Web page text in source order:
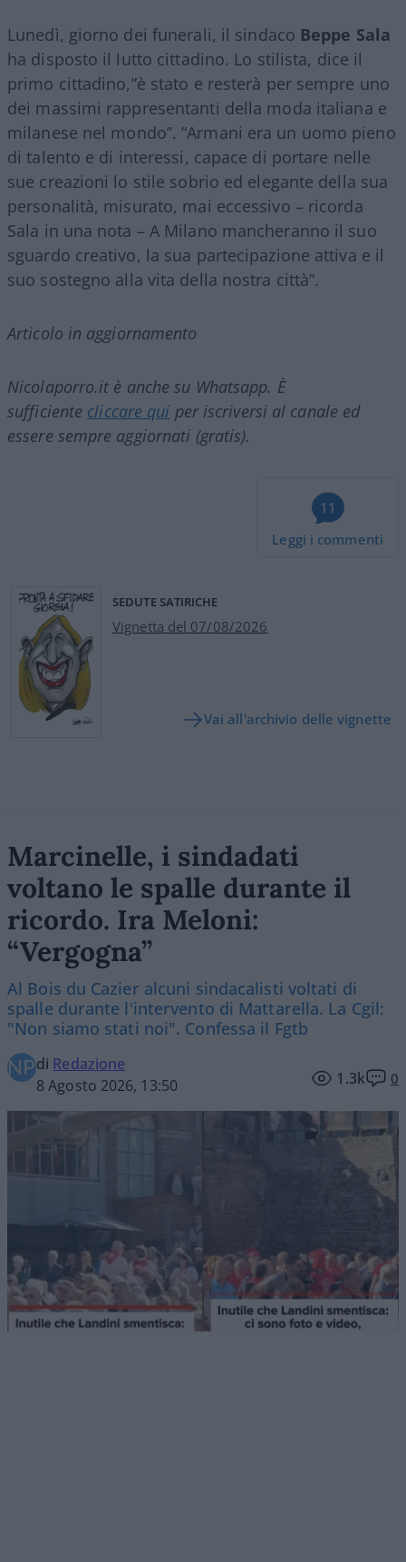
Lunedì, giorno dei funerali, il sindaco Beppe Sala
ha disposto il lutto cittadino. Lo stilista, dice il
primo cittadino,”è stato e resterà per sempre uno
dei massimi rappresentanti della moda italiana e
milanese nel mondo”. “Armani era un uomo pieno
di talento e di interessi, capace di portare nelle
sue creazioni lo stile sobrio ed elegante della sua
personalità, misurato, mai eccessivo – ricorda
Sala in una nota – A Milano mancheranno il suo
sguardo creativo, la sua partecipazione attiva e il
suo sostegno alla vita della nostra città”.
Articolo in aggiornamento
Nicolaporro.it è anche su Whatsapp. È
sufficiente cliccare qui per iscriversi al canale ed
essere sempre aggiornati (gratis).
11
Leggi i commenti
SEDUTE SATIRICHE
Vignetta del 07/08/2026
Vai all'archivio delle vignette
Marcinelle, i sindadati
voltano le spalle durante il
ricordo. Ira Meloni:
“Vergogna”
Al Bois du Cazier alcuni sindacalisti voltati di
spalle durante l'intervento di Mattarella. La Cgil:
"Non siamo stati noi". Confessa il Fgtb
di Redazione
8 Agosto 2026, 13:50
1.3k 0